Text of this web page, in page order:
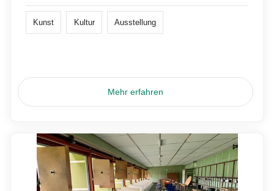
Kunst Kultur Ausstellung
Mehr erfahren